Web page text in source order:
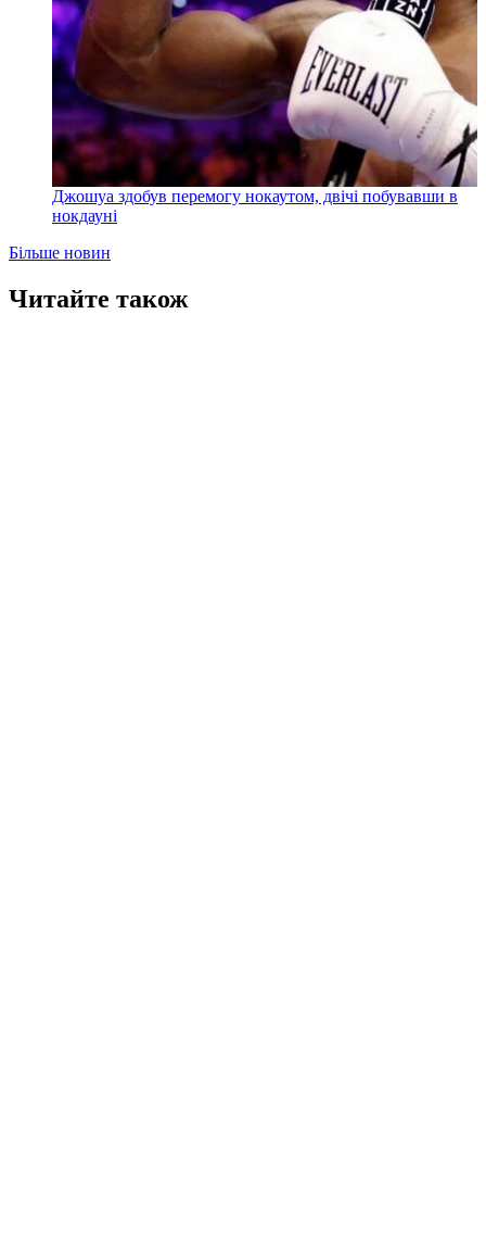
Джошуа здобув перемогу нокаутом, двічі побувавши в
нокдауні
Більше новин
Читайте також